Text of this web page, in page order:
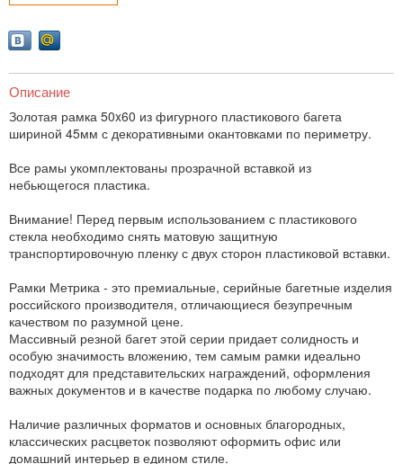
Описание
Золотая рамка 50x60 из фигурного пластикового багета
шириной 45мм с декоративными окантовками по периметру.
Все рамы укомплектованы прозрачной вставкой из
небьющегося пластика.
Внимание! Перед первым использованием с пластикового
стекла необходимо снять матовую защитную
транспортировочную пленку с двух сторон пластиковой вставки.
Рамки Метрика - это премиальные, серийные багетные изделия
российского производителя, отличающиеся безупречным
качеством по разумной цене.
Массивный резной багет этой серии придает солидность и
особую значимость вложению, тем самым рамки идеально
подходят для представительских награждений, оформления
важных документов и в качестве подарка по любому случаю.
Наличие различных форматов и основных благородных,
классических расцветок позволяют оформить офис или
домашний интерьер в едином стиле.